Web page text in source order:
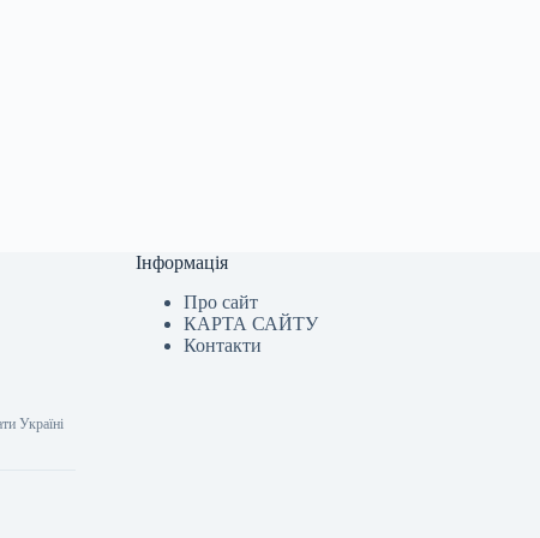
Україні
Інформація
Про сайт
КАРТА САЙТУ
Контакти